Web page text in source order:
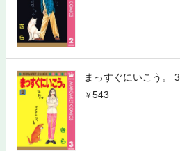
まっすぐにいこう。 3
543